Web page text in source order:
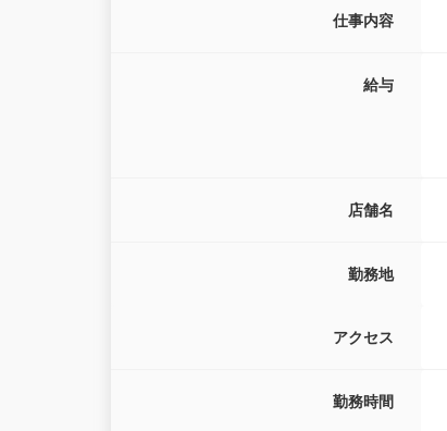
仕事内容
給与
店舗名
勤務地
アクセス
勤務時間